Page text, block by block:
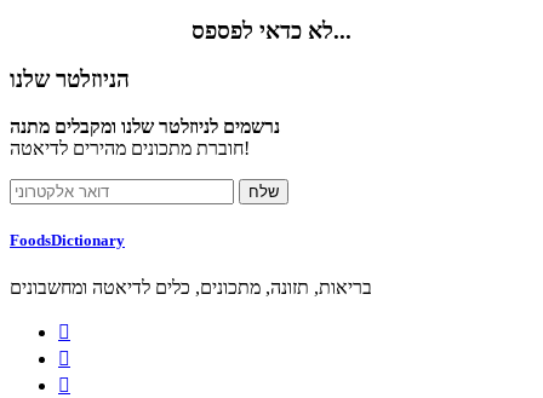
לא כדאי לפספס...
הניוזלטר שלנו
נרשמים לניוזלטר שלנו ומקבלים מתנה
חוברת מתכונים מהירים לדיאטה!
FoodsDictionary
בריאות, תזונה, מתכונים, כלים לדיאטה ומחשבונים


